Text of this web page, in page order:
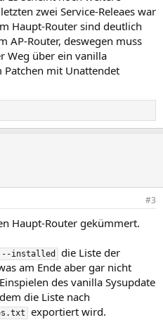
zwei Service-Releaes war
Haupt-Router sind deutlich
AP-Router, deswegen muss
Weg über ein vanilla
Patchen mit Unattendet
#3
Haupt-Router gekümmert.
installed
die Liste der
am Ende aber gar nicht
des vanilla Sysupdate
die Liste nach
exportiert wird.